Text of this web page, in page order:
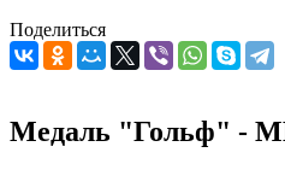
Поделиться
Медаль "Гольф" -